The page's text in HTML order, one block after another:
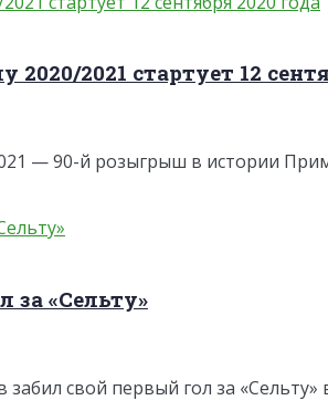
2021 стартует 12
— 90-й розыгрыш в истории
за «Сельту»
свой первый гол за «Сельту»